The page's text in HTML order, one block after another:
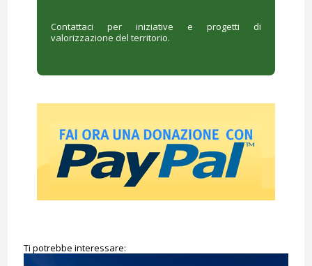
Contattaci per iniziative e progetti di
valorizzazione del territorio.
Ti potrebbe interessare: